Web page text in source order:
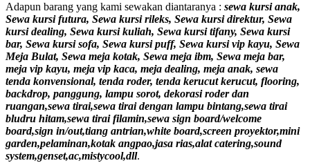
Adapun barang yang kami sewakan diantaranya : sewa kursi anak,
Sewa kursi futura, Sewa kursi rileks, Sewa kursi direktur, Sewa
kursi dealing, Sewa kursi kuliah, Sewa kursi tifany, Sewa kursi
bar, Sewa kursi sofa, Sewa kursi puff, Sewa kursi vip kayu, Sewa
Meja Bulat, Sewa meja kotak, Sewa meja ibm, Sewa meja bar,
meja vip kayu, meja vip kaca, meja dealing, meja anak, sewa
tenda konvensional, tenda roder, tenda kerucut kerucut, flooring,
backdrop, panggung, lampu sorot, dekorasi roder dan
ruangan,sewa tirai,sewa tirai dengan lampu bintang,sewa tirai
bludru hitam,sewa tirai filamin,sewa sign board/welcome
board,sign in/out,tiang antrian,white board,screen proyektor,mini
garden,pelaminan,kotak angpao,jasa rias,alat catering,sound
system,genset,ac,mistycool,dll.